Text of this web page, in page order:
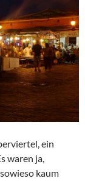
ein
waren ja,
kaum